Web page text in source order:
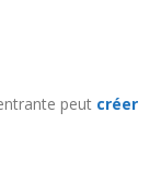
peut créer